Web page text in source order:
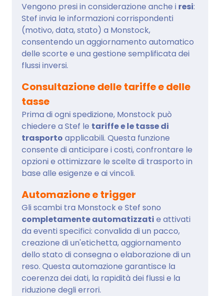
Vengono presi in considerazione anche i resi:
Stef invia le informazioni corrispondenti
(motivo, data, stato) a Monstock,
consentendo un aggiornamento automatico
delle scorte e una gestione semplificata dei
flussi inversi.
Consultazione delle tariffe e delle
tasse
Prima di ogni spedizione, Monstock può
chiedere a Stef le tariffe e le tasse di
trasporto applicabili. Questa funzione
consente di anticipare i costi, confrontare le
opzioni e ottimizzare le scelte di trasporto in
base alle esigenze e ai vincoli.
Automazione e trigger
Gli scambi tra Monstock e Stef sono
completamente automatizzati e attivati
da eventi specifici: convalida di un pacco,
creazione di un'etichetta, aggiornamento
dello stato di consegna o elaborazione di un
reso. Questa automazione garantisce la
coerenza dei dati, la rapidità dei flussi e la
riduzione degli errori.